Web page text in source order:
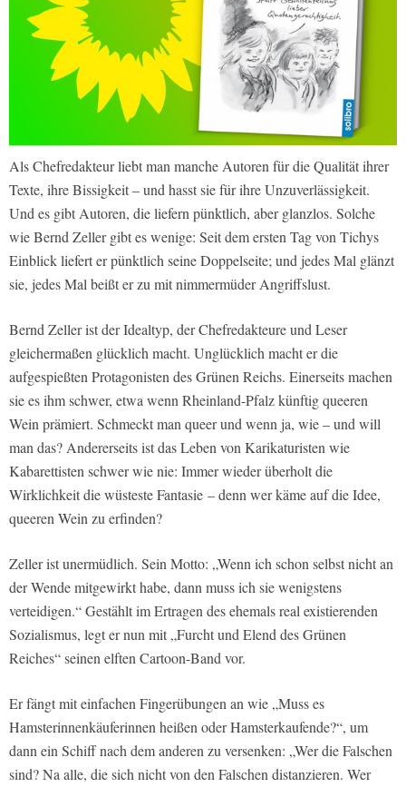
Als Chefredakteur liebt man manche Autoren für die Qualität ihrer
Texte, ihre Bissigkeit – und hasst sie für ihre Unzuverlässigkeit.
Und es gibt Autoren, die liefern pünktlich, aber glanzlos. Solche
wie Bernd Zeller gibt es wenige: Seit dem ersten Tag von Tichys
Einblick liefert er pünktlich seine Doppelseite; und jedes Mal glänzt
sie, jedes Mal beißt er zu mit nimmermüder Angriffslust.
Bernd Zeller ist der Idealtyp, der Chefredakteure und Leser
gleichermaßen glücklich macht. Unglücklich macht er die
aufgespießten Protagonisten des Grünen Reichs. Einerseits machen
sie es ihm schwer, etwa wenn Rheinland-Pfalz künftig queeren
Wein prämiert. Schmeckt man queer und wenn ja, wie – und will
man das? Andererseits ist das Leben von Karikaturisten wie
Kabarettisten schwer wie nie: Immer wieder überholt die
Wirklichkeit die wüsteste Fantasie – denn wer käme auf die Idee,
queeren Wein zu erfinden?
Zeller ist unermüdlich. Sein Motto: „Wenn ich schon selbst nicht an
der Wende mitgewirkt habe, dann muss ich sie wenigstens
verteidigen.“ Gestählt im Ertragen des ehemals real existierenden
Sozialismus, legt er nun mit „Furcht und Elend des Grünen
Reiches“ seinen elften Cartoon-Band vor.
Er fängt mit einfachen Fingerübungen an wie „Muss es
Hamsterinnenkäuferinnen heißen oder Hamsterkaufende?“, um
dann ein Schiff nach dem anderen zu versenken: „Wer die Falschen
sind? Na alle, die sich nicht von den Falschen distanzieren. Wer